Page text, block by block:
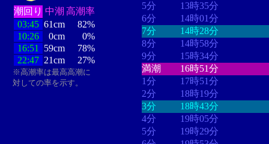
潮回り 中潮 高潮率
03:45 61cm
82%
10:26
0cm
0%
16:51
59cm
78%
22:47 21cm 27%
※高潮率は最高高潮に
対しての率を示す。
5分
13時35分
6分
14時01分
7分
14時28分
8分
14時58分
9分
15時34分
満潮
16時51分
1分
17時51分
2分
18時19分
3分
18時43分
4分
19時05分
5分
19時29分